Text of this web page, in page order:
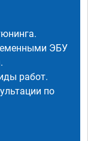
ЭБУ
работ.
по